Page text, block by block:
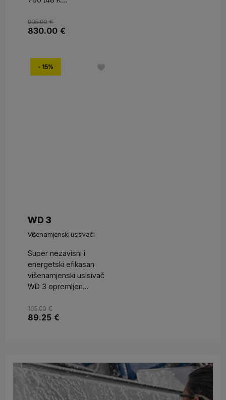
€
995.00
€
830.00
- 15%
WD 3
Višenamjenski usisivači
Super nezavisni i
energetski efikasan
višenamjenski usisivač
WD 3 opremljen...
€
105.00
€
89.25